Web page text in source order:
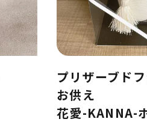
プリザーブド
お供え
花愛-KANNA-